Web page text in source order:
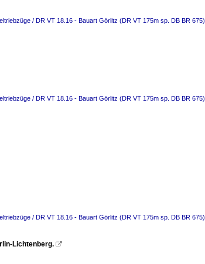
/ DR VT 18.16 - Bauart Görlitz (DR VT 175m sp. DB BR 675)
/ DR VT 18.16 - Bauart Görlitz (DR VT 175m sp. DB BR 675)
/ DR VT 18.16 - Bauart Görlitz (DR VT 175m sp. DB BR 675)
Lichtenberg. 